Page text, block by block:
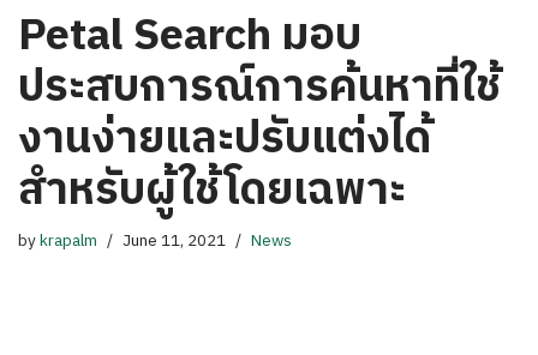
Petal Search มอบ
ประสบการณ์การค้นหาที่ใช้
งานง่ายและปรับแต่งได้
สำหรับผู้ใช้โดยเฉพาะ
bykrapalm June 11, 2021 News